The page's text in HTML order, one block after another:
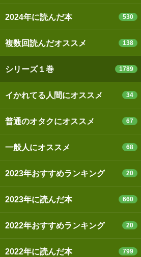
2024年に読んだ本 530
複数回読んだオススメ 138
シリーズ１巻 1789
イかれてる人間にオススメ 34
普通のオタクにオススメ 67
一般人にオススメ 68
2023年おすすめランキング 20
2023年に読んだ本 660
2022年おすすめランキング 20
2022年に読んだ本 799
※本サイトはアフィリエイトプログラム